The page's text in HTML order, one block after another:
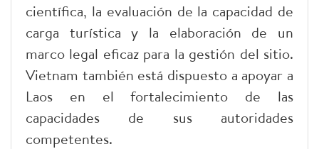
científica, la evaluación de la capacidad de
carga turística y la elaboración de un
marco legal eficaz para la gestión del sitio.
Vietnam también está dispuesto a apoyar a
Laos en el fortalecimiento de las
capacidades de sus autoridades
competentes.